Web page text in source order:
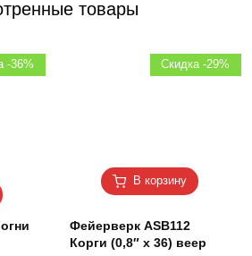
товары
-36%
В корзину
Скидка -29%
Фейерверк ASB112
Корги (0,8″ х 36) веер